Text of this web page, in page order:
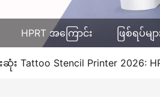
HPRT အကြောင်း ဖြစ်ရပ်မျာ
း Tattoo Stencil Printer 2026: